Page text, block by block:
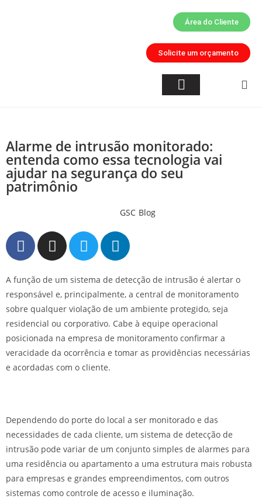
Área do Cliente
Solicite um orçamento
Alarme de intrusão monitorado:
entenda como essa tecnologia vai
ajudar na segurança do seu
patrimônio
GSC Blog
A função de um sistema de detecção de intrusão é alertar o
responsável e, principalmente, a central de monitoramento
sobre qualquer violação de um ambiente protegido, seja
residencial ou corporativo. Cabe à equipe operacional
posicionada na empresa de monitoramento confirmar a
veracidade da ocorrência e tomar as providências necessárias
e acordadas com o cliente.
Dependendo do porte do local a ser monitorado e das
necessidades de cada cliente, um sistema de detecção de
intrusão pode variar de um conjunto simples de alarmes para
uma residência ou apartamento a uma estrutura mais robusta
para empresas e grandes empreendimentos, com outros
sistemas como controle de acesso e iluminação.